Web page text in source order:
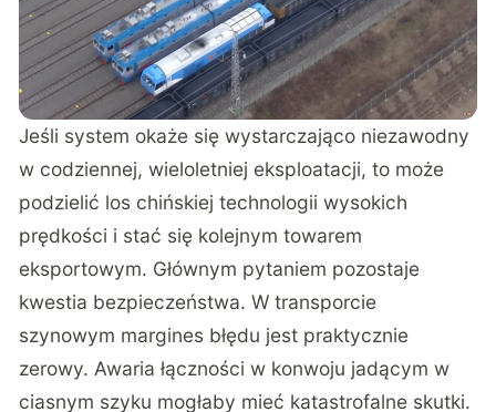
Jeśli system okaże się wystarczająco niezawodny
w codziennej, wieloletniej eksploatacji, to może
podzielić los chińskiej technologii wysokich
prędkości i stać się kolejnym towarem
eksportowym. Głównym pytaniem pozostaje
kwestia bezpieczeństwa. W transporcie
szynowym margines błędu jest praktycznie
zerowy. Awaria łączności w konwoju jadącym w
ciasnym szyku mogłaby mieć katastrofalne skutki.